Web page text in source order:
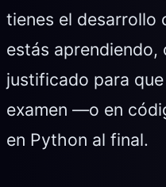
tienes el desarrollo
estás aprendiendo,
justificado para
examen —o en
en Python al final.